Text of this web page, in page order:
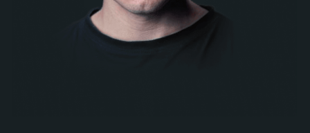
Разработка сайта